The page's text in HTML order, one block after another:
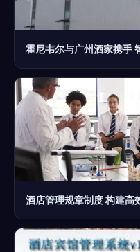
霍尼韦尔与广州酒家携手
酒店管理规章制度 构建高